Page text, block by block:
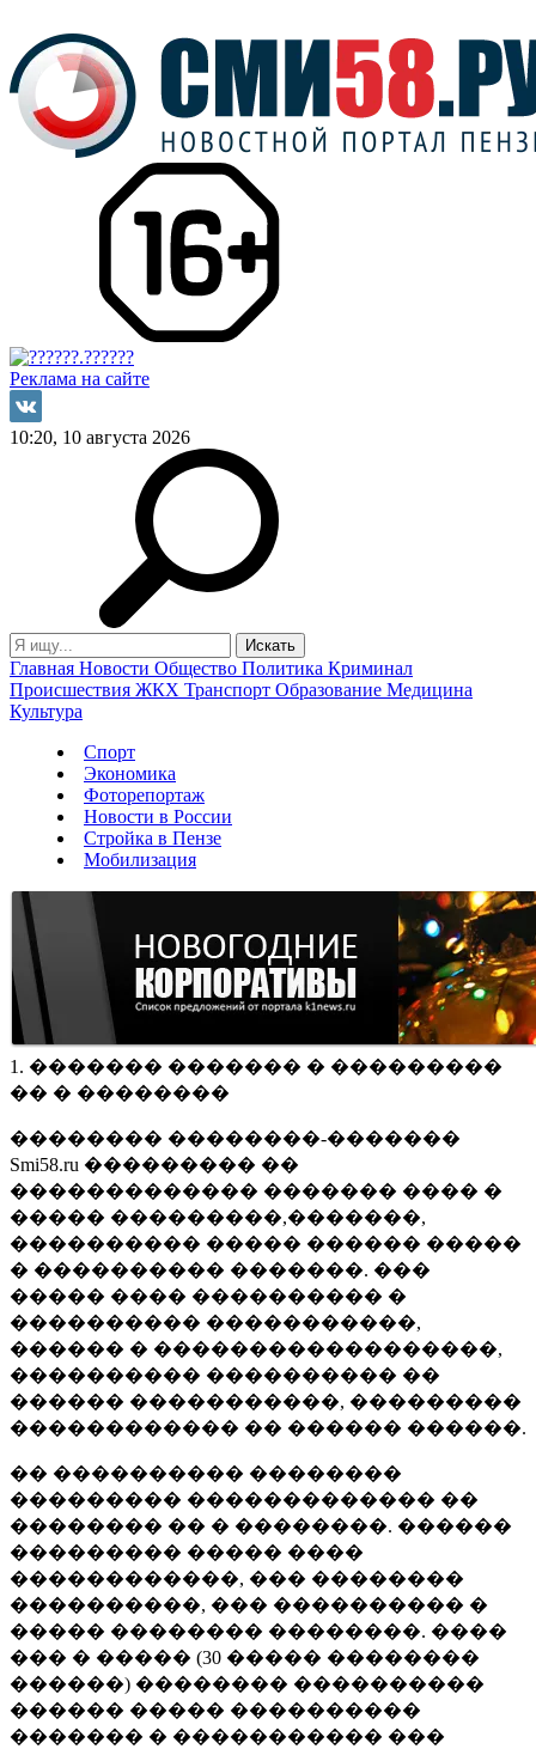
Реклама на сайте
10:20, 10 августа 2026
Главная Новости Общество Политика Криминал
Происшествия ЖКХ Транспорт Образование Медицина
Культура
Спорт
Экономика
Фоторепортаж
Новости в России
Стройка в Пензе
Мобилизация
1. ������� ������� � ���������
�� � ��������
�������� ��������-�������
Smi58.ru ��������� ��
������������� ������� ���� �
����� ���������,�������,
���������� ����� ������ �����
� ���������� �������. ���
����� ���� ���������� �
���������� �����������,
������ � ������������������,
���������� ���������� ��
������ �����������, ���������
������������ �� ������ ������.
�� ���������� ��������
��������� ������������� ��
�������� �� � ��������. ������
��������� ����� ����
������������, ��� ��������
����������, ��� ���������� �
����� �������� ��������. ����
��� � ����� (30 ����� ��������
������) �������� ����������
������ ����� ����������
������� � ����������� ���